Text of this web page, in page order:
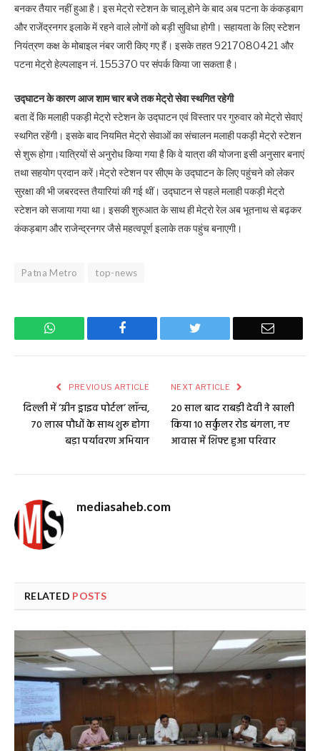
बनकर तैयार नहीं हुआ है। इस मेट्रो स्टेशन के चालू होने के बाद अब पटना के कंकड़बाग
और राजेंद्रनगर इलाके में रहने वाले लोगों को बड़ी सुविधा होगी। सहायता के लिए स्टेशन
नियंत्रण कक्ष के मोबाइल नंबर जारी किए गए हैं। इसके तहत 9217080421 और
पटना मेट्रो हेल्पलाइन नं. 155370 पर संपर्क किया जा सकता है।
उद्घाटन के कारण आज शाम चार बजे तक मेट्रो सेवा स्थगित रहेगी
बता दें कि मलाही पकड़ी मेट्रो स्टेशन के उद्घाटन एवं विस्तार पर गुरुवार को मेट्रो सेवाएं
स्थगित रहेंगी। इसके बाद नियमित मेट्रो सेवाओं का संचालन मलाही पकड़ी मेट्रो स्टेशन
से शुरू होगा।यात्रियों से अनुरोध किया गया है कि वे यात्रा की योजना इसी अनुसार बनाएं
तथा सहयोग प्रदान करें।मेट्रो स्टेशन पर सीएम के उद्घाटन के लिए पहुंचने को लेकर
सुरक्षा की भी जबरदस्त तैयारियां की गई थीं। उद्घाटन से पहले मलाही पकड़ी मेट्रो
स्टेशन को सजाया गया था। इसकी शुरुआत के साथ ही मेट्रो रेल अब भूतनाथ से बढ़कर
कंकड़बाग और राजेन्द्रनगर जैसे महत्वपूर्ण इलाके तक पहुंच बनाएगी।
Patna Metro top-news
WhatsApp Facebook Twitter Email
PREVIOUS ARTICLE
दिल्ली में ‘ग्रीन ड्राइव पोर्टल’ लॉन्च,
70 लाख पौधों के साथ शुरू होगा
बड़ा पर्यावरण अभियान
NEXT ARTICLE
20 साल बाद राबड़ी देवी ने खाली
किया 10 सर्कुलर रोड बंगला, नए
आवास में शिफ्ट हुआ परिवार
mediasaheb.com
RELATED POSTS